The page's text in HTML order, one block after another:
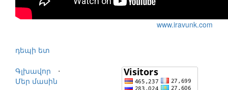
www.iravunk.com
դեպի ետ
Գլխավոր
⋅
Մեր մասին